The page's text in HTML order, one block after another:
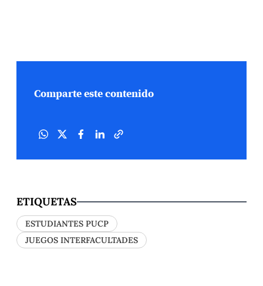
Comparte este contenido
ETIQUETAS
ESTUDIANTES PUCP
JUEGOS INTERFACULTADES